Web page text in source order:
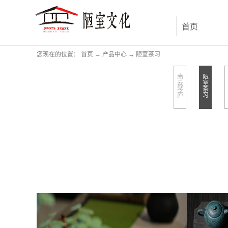
首页
您现在的位置： 首页 → 产品中心 → 陋室茶习
南
云
琴
庐
陋
室
茶
习